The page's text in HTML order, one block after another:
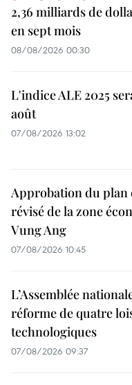
2,36 milliards de
en sept mois
08/08/2026 00:30
L'indice ALE 2025
août
07/08/2026 13:02
Approbation du
révisé de la zone
Vung Ang
07/08/2026 10:45
L’Assemblée
réforme de quatre
technologiques
07/08/2026 09:37